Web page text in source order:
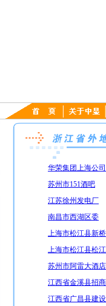
华荣集团上海公
苏州市151酒吧
江苏徐州发电厂
南昌市西湖区委
上海市松江县新
上海市松江县松
苏州市阿雷大酒店
江西省金溪县招
江西省广昌县建